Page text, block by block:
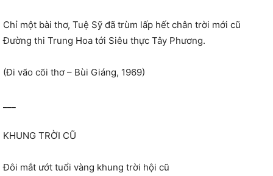
Chỉ một bài thơ, Tuệ Sỹ đã trùm lấp hết chân trời mới cũ
Đường thi Trung Hoa tới Siêu thực Tây Phương.
(Đi vão cõi thơ – Bùi Giáng, 1969)
KHUNG TRỜI CŨ
Đôi mắt ướt tuổi vàng khung trời hội cũ